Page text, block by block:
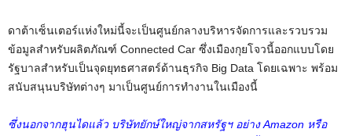
ดาต้าเซ็นเตอร์แห่งใหม่นี้จะเป็นศูนย์กลางบริหารจัดการและรวบรวม
ข้อมูลสำหรับผลิตภัณฑ์ Connected Car ซึ่งเมืองกุยโจวนี้ออกแบบโดย
รัฐบาลสำหรับเป็นจุดยุทธศาสตร์ด้านธุรกิจ Big Data โดยเฉพาะ พร้อม
สนับสนุนบริษัทต่างๆ มาเป็นศูนย์การทำงานในเมืองนี้
ซึ่งนอกจากฮุนไดแล้ว บริษัทยักษ์ใหญ่จากสหรัฐฯ อย่าง Amazon หรือ